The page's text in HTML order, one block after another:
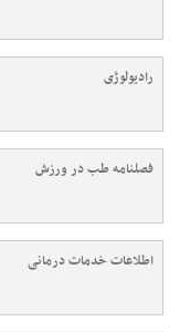
رادیولوژی
فصلنامه طب در ورزش
اطلاعات خدمات درمانی